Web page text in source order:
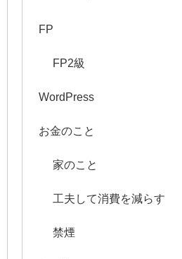
FP
FP2級
WordPress
お金のこと
家のこと
工夫して消費を減らす
禁煙